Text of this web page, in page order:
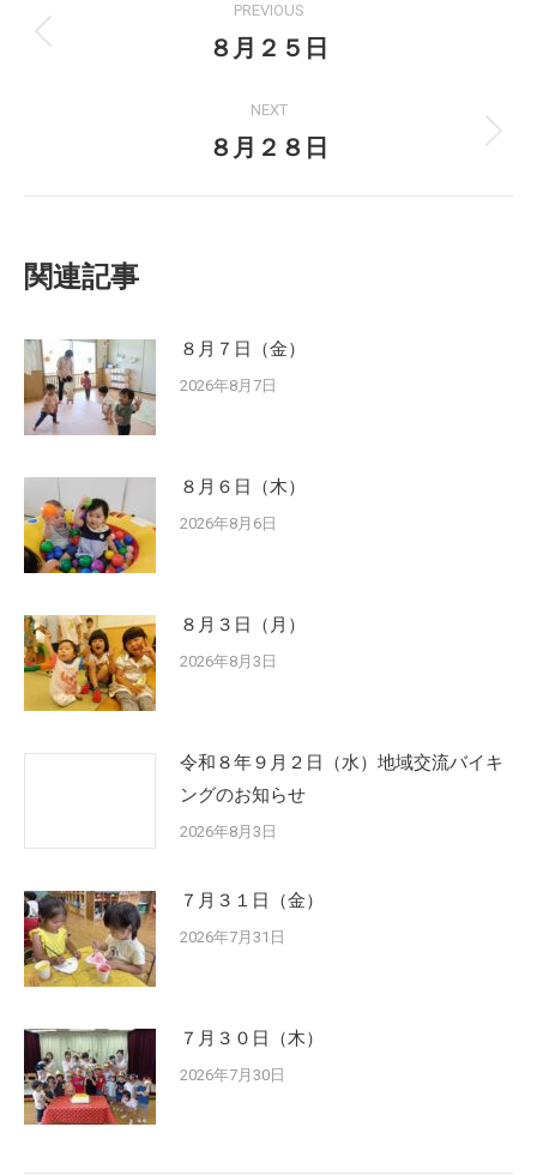
navigation
PREVIOUS
Previous
８月２５日
NEXT
Next
８月２８日
関連記事
８月７日（金）
2026年8月7日
８月６日（木）
2026年8月6日
８月３日（月）
2026年8月3日
令和８年９月２日（水）地域交流バイキ
ングのお知らせ
2026年8月3日
７月３１日（金）
2026年7月31日
７月３０日（木）
2026年7月30日